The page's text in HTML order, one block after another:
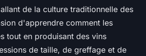
de la culture traditionnelle des
d'apprendre comment les
tout en produisant des vins
de taille, de greffage et de